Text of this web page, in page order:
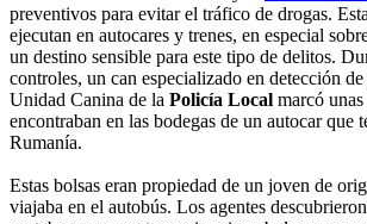
preventivos para evitar el tráfico de drogas.
ejecutan en autocares y trenes, en especial
un destino sensible para este tipo de delitos.
controles, un can especializado en detección
Unidad Canina de la Policía Local marcó
encontraban en las bodegas de un autocar que
Rumanía.
Estas bolsas eran propiedad de un joven de
viajaba en el autobús. Los agentes